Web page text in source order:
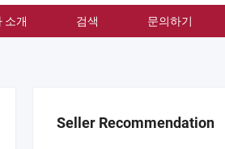
소개 검색 문의하기
Seller Recommendation